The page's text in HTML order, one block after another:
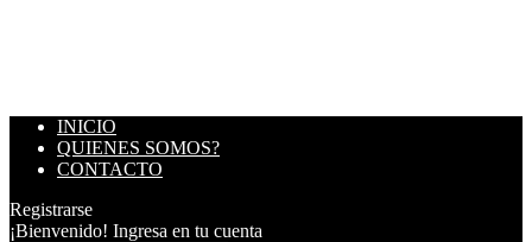
INICIO
QUIENES SOMOS?
CONTACTO
Registrarse
¡Bienvenido! Ingresa en tu cuenta